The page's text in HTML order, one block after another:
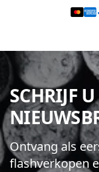
SCHRIJF
Ontvang als
flashverkopen